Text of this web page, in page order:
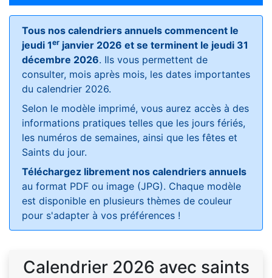
Tous nos calendriers annuels commencent le
jeudi 1er janvier 2026 et se terminent le jeudi 31
décembre 2026. Ils vous permettent de
consulter, mois après mois, les dates importantes
du calendrier 2026.
Selon le modèle imprimé, vous aurez accès à des
informations pratiques telles que les jours fériés,
les numéros de semaines, ainsi que les fêtes et
Saints du jour.
Téléchargez librement nos calendriers annuels
au format PDF ou image (JPG). Chaque modèle
est disponible en plusieurs thèmes de couleur
pour s'adapter à vos préférences !
Calendrier 2026 avec saints